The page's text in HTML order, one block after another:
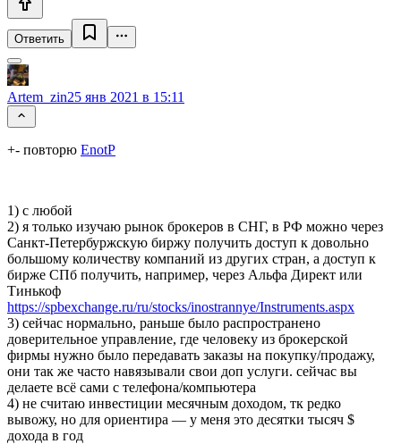
Ответить
Artem_zin25 янв 2021 в 15:11
+- повторю EnotP
1) с любой
2) я только изучаю рынок брокеров в СНГ, в РФ можно через
Санкт-Петербуржскую биржу получить доступ к довольно
большому количеству компаний из других стран, а доступ к
бирже СПб получить, например, через Альфа Директ или
Тинькоф
https://spbexchange.ru/ru/stocks/inostrannye/Instruments.aspx
3) сейчас нормально, раньше было распространено
доверительное управление, где человеку из брокерской
фирмы нужно было передавать заказы на покупку/продажу,
они так же часто навязывали свои доп услуги. сейчас вы
делаете всё сами с телефона/компьютера
4) не считаю инвестиции месячным доходом, тк редко
вывожу, но для ориентира — у меня это десятки тысяч $
дохода в год